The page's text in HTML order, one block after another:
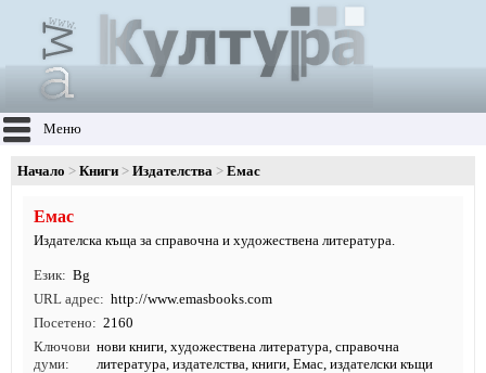
Меню
Начало Книги Издателства Емас
Емас
Издателска къща за справочна и художествена литература.
Език
Bg
URL адрес
http://www.emasbooks.com
Посетено
2160
Ключови
думи
нови книги, художествена литература, справочна
литература, издателства, книги, Емас, издателски къщи